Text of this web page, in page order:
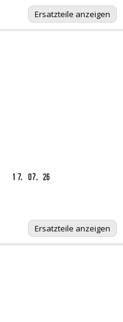
Ersatzteile anzeigen
Ersatzteile anzeigen